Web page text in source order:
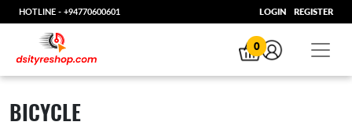
HOTLINE - +94770600601 LOGIN REGISTER
0
BICYCLE